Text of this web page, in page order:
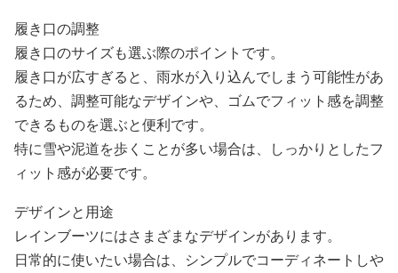
履き口の調整
履き口のサイズも選ぶ際のポイントです。
履き口が広すぎると、雨水が入り込んでしまう可能性があ
るため、調整可能なデザインや、ゴムでフィット感を調整
できるものを選ぶと便利です。
特に雪や泥道を歩くことが多い場合は、しっかりとしたフ
ィット感が必要です。
デザインと用途
レインブーツにはさまざまなデザインがあります。
日常的に使いたい場合は、シンプルでコーディネートしや